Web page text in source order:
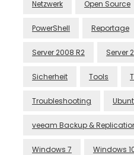
Netzwerk Open Source
PowerShell Reportage
Server 2008 R2 Server
Sicherheit Tools
Troubleshooting
veeam Backup &
Windows 7 Windows